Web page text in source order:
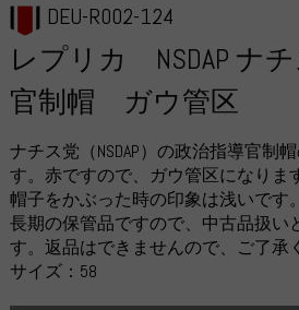
DEU-R002-124
レプリカ NSDAP ナ
官制帽 ガウ管区
ナチス党（NSDAP）の政治指導官制
す。赤ですので、ガウ管区になりま
帽子をかぶった時の印象は浅いです
長期の保管品ですので、中古品扱い
す。返品はできませんので、ご了承
サイズ：58